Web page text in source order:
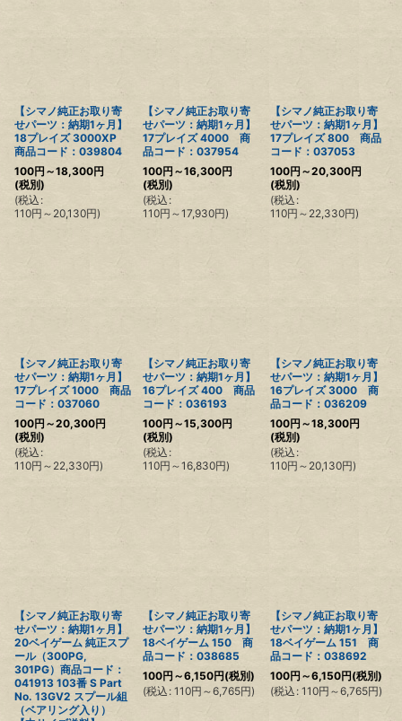
【シマノ純正お取り寄
せパーツ：納期1ヶ月】
18プレイズ 3000XP
商品コード：039804
100円 ～18,300円
(税別)
(税込 :
110円 ～20,130円)
【シマノ純正お取り寄
せパーツ：納期1ヶ月】
17プレイズ 4000 商
品コード：037954
100円 ～16,300円
(税別)
(税込 :
110円 ～17,930円)
【シマノ純正お取り寄
せパーツ：納期1ヶ月】
17プレイズ 800 商品
コード：037053
100円～20,300円
(税別)
(税込 :
110円 ～22,330円)
【シマノ純正お取り寄
せパーツ：納期1ヶ月】
17プレイズ 1000 商品
コード：037060
100円 ～20,300円
(税別)
(税込 :
110円 ～22,330円)
【シマノ純正お取り寄
せパーツ：納期1ヶ月】
16プレイズ 400 商品
コード：036193
100円 ～15,300円
(税別)
(税込 :
110円 ～16,830円)
【シマノ純正お取り寄
せパーツ：納期1ヶ月】
16プレイズ 3000 商
品コード：036209
100円 ～18,300円
(税別)
(税込 :
110円 ～20,130円)
【シマノ純正お取り寄
せパーツ：納期1ヶ月】
20ベイゲーム 純正スプ
ール（300PG,
301PG）商品コード：
041913 103番 S Part
No. 13GV2 スプール組
（ベアリング入り）
【シマノ純正お取り寄
せパーツ：納期1ヶ月】
18ベイゲーム 150 商
品コード：038685
100円～6,150円(税別)
(税込 : 110円 ～6,765円)
【シマノ純正お取り寄
せパーツ：納期1ヶ月】
18ベイゲーム 151 商
品コード：038692
100円～6,150円(税別)
(税込 : 110円 ～6,765円)